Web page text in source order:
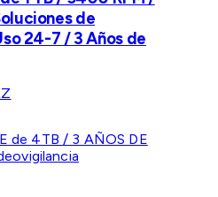
de
24-7 / 3 Años de